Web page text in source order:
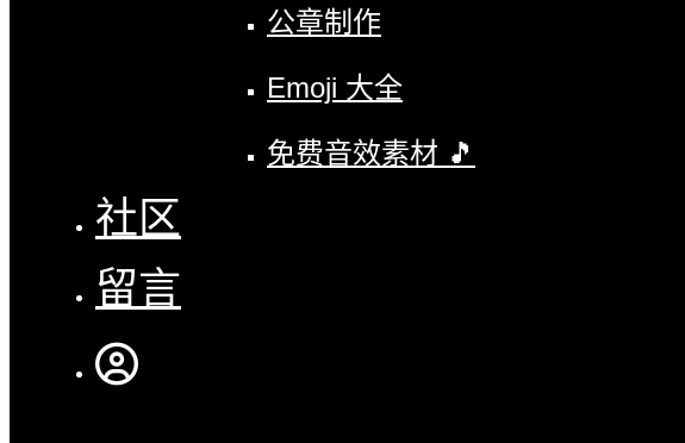
公章制作
Emoji 大全
免费音效素材 🎵
社区
留言